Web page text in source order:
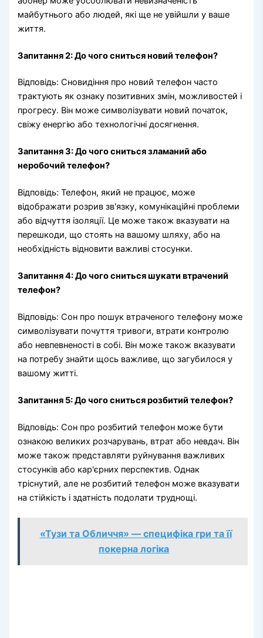
майбутнього або людей, які ще не увійшли у ваше
життя.
Запитання 2: До чого сниться новий телефон?
Відповідь: Сновидіння про новий телефон часто
трактують як ознаку позитивних змін, можливостей і
прогресу. Він може символізувати новий початок,
свіжу енергію або технологічні досягнення.
Запитання 3: До чого сниться зламаний або
неробочий телефон?
Відповідь: Телефон, який не працює, може
відображати розрив зв'язку, комунікаційні проблеми
або відчуття ізоляції. Це може також вказувати на
перешкоди, що стоять на вашому шляху, або на
необхідність відновити важливі стосунки.
Запитання 4: До чого сниться шукати втрачений
телефон?
Відповідь: Сон про пошук втраченого телефону може
символізувати почуття тривоги, втрати контролю
або невпевненості в собі. Він може також вказувати
на потребу знайти щось важливе, що загубилося у
вашому житті.
Запитання 5: До чого сниться розбитий телефон?
Відповідь: Сон про розбитий телефон може бути
ознакою великих розчарувань, втрат або невдач. Він
може також представляти руйнування важливих
стосунків або кар'єрних перспектив. Однак
тріснутий, але не розбитий телефон може вказувати
на стійкість і здатність подолати труднощі.
«Тузи та Обличчя» — специфіка гри та її
покерна логіка